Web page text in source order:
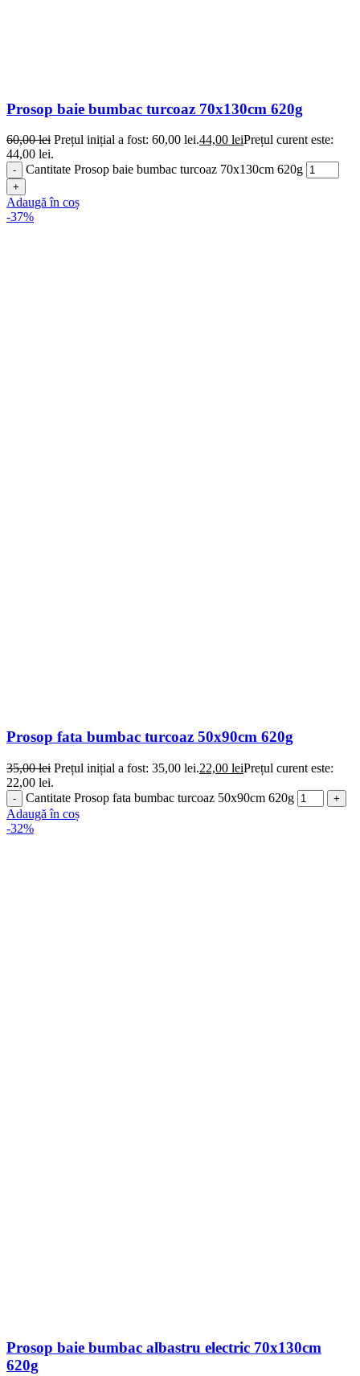
Prosop baie bumbac turcoaz 70x130cm 620g
60,00lei Prețul inițial a fost: 60,00 lei.44,00 leiPrețul curent este:
44,00 lei.
Cantitate Prosop baie bumbac turcoaz 70x130cm 620g
Adaugă în coș
-37%
Prosop fata bumbac turcoaz 50x90cm 620g
35,00lei Prețul inițial a fost: 35,00 lei.22,00 leiPrețul curent este:
22,00 lei.
Cantitate Prosop fata bumbac turcoaz 50x90cm 620g
Adaugă în coș
-32%
Prosop baie bumbac albastru electric 70x130cm
620g